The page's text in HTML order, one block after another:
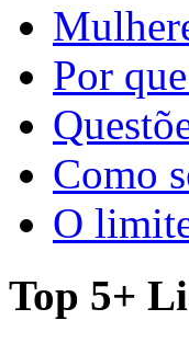
Por
Como
O
Top 5+